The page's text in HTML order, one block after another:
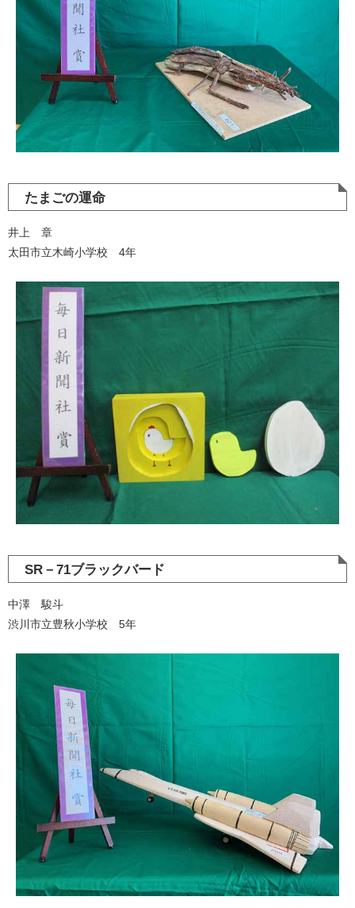
たまごの運命
井上 章
太田市立木崎小学校 4年
SR－71ブラックバード
中澤 駿斗
渋川市立豊秋小学校 5年